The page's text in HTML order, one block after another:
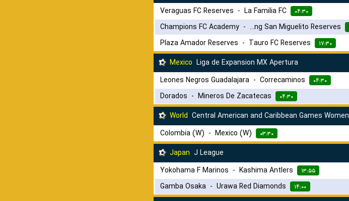
Veraguas FC Reserves - La Familia FC ۰۴:۳۰
Champions FC Academy - Sporting San Miguelito Reserves
Plaza Amador Reserves - Tauro FC Reserves ۱۷:۳۰
Mexico Liga de Expansion MX Apertura
Leones Negros Guadalajara - Correcaminos ۰۴:۳۰
Dorados - Mineros De Zacatecas ۰۴:۳۰
World Central American and Caribbean Games Women
Colombia (W) - Mexico (W) ۰۳:۳۰
Japan J League
Yokohama F Marinos - Kashima Antlers ۱۳:۵۵
Gamba Osaka - Urawa Red Diamonds ۱۴:۰۰